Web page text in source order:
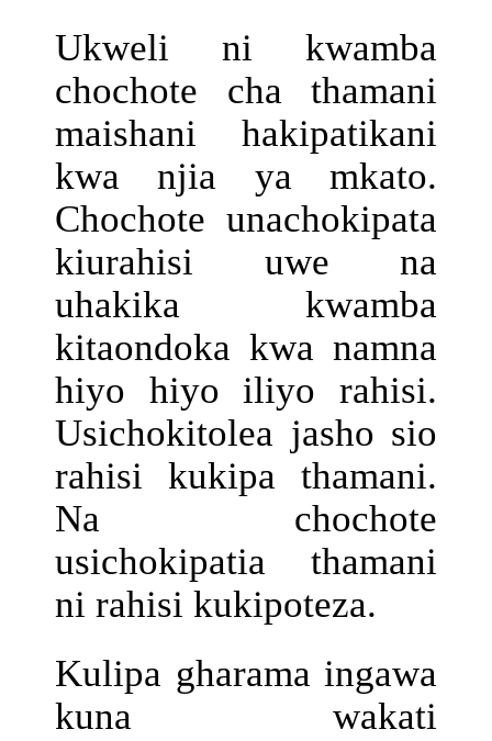
Ukweli ni kwamba
chochote cha thamani
maishani hakipatikani
kwa njia ya mkato.
Chochote unachokipata
kiurahisi uwe na
uhakika kwamba
kitaondoka kwa namna
hiyo hiyo iliyo rahisi.
Usichokitolea jasho sio
rahisi kukipa thamani.
Na chochote
usichokipatia thamani
ni rahisi kukipoteza.
Kulipa gharama ingawa
kuna wakati